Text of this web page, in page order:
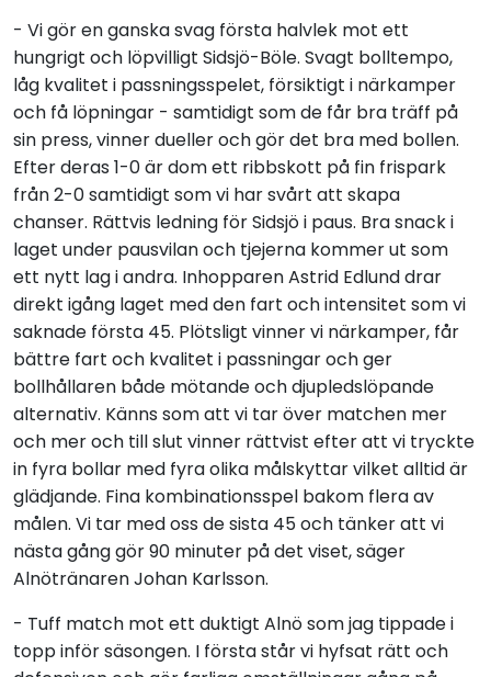
- Vi gör en ganska svag första halvlek mot ett
hungrigt och löpvilligt Sidsjö-Böle. Svagt bolltempo,
låg kvalitet i passningsspelet, försiktigt i närkamper
och få löpningar - samtidigt som de får bra träff på
sin press, vinner dueller och gör det bra med bollen.
Efter deras 1-0 är dom ett ribbskott på fin frispark
från 2-0 samtidigt som vi har svårt att skapa
chanser. Rättvis ledning för Sidsjö i paus. Bra snack i
laget under pausvilan och tjejerna kommer ut som
ett nytt lag i andra. Inhopparen Astrid Edlund drar
direkt igång laget med den fart och intensitet som vi
saknade första 45. Plötsligt vinner vi närkamper, får
bättre fart och kvalitet i passningar och ger
bollhållaren både mötande och djupledslöpande
alternativ. Känns som att vi tar över matchen mer
och mer och till slut vinner rättvist efter att vi tryckte
in fyra bollar med fyra olika målskyttar vilket alltid är
glädjande. Fina kombinationsspel bakom flera av
målen. Vi tar med oss de sista 45 och tänker att vi
nästa gång gör 90 minuter på det viset, säger
Alnötränaren Johan Karlsson.
- Tuff match mot ett duktigt Alnö som jag tippade i
topp inför säsongen. I första står vi hyfsat rätt och